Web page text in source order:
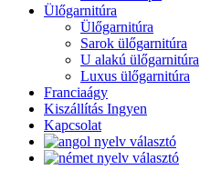
Ülőgarnitúra
Ülőgarnitúra
Sarok ülőgarnitúra
U alakú ülőgarnitúra
Luxus ülőgarnitúra
Franciaágy
Kiszállítás Ingyen
Kapcsolat